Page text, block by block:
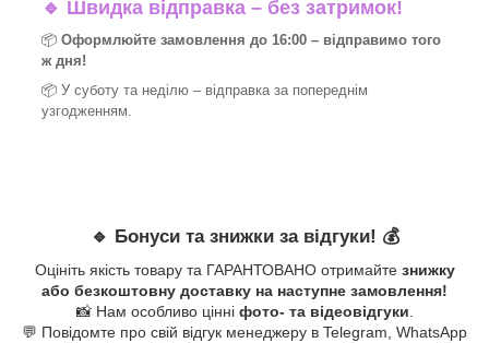
🔹 Швидка відправка – без затримок!
📦 Оформлюйте замовлення до 16:00 – відправимо того
ж дня!
📦 У суботу та неділю – відправка за попереднім
узгодженням.
🔹 Бонуси та знижки за відгуки! 💰
Оцініть якість товару та ГАРАНТОВАНО отримайте знижку
або безкоштовну доставку на наступне замовлення!
📸 Нам особливо цінні фото- та відеовідгуки.
💬 Повідомте про свій відгук менеджеру в Telegram, WhatsApp